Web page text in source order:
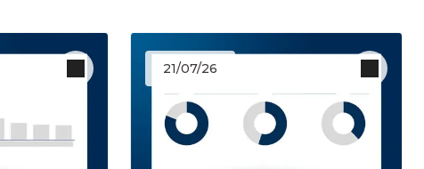
21/07/26